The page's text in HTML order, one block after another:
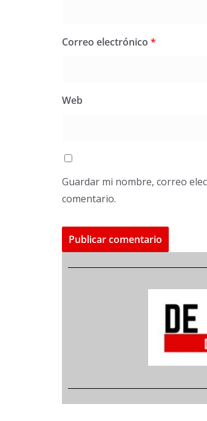
Correo electrónico *
Web
Guardar mi nombre, correo
comentario.